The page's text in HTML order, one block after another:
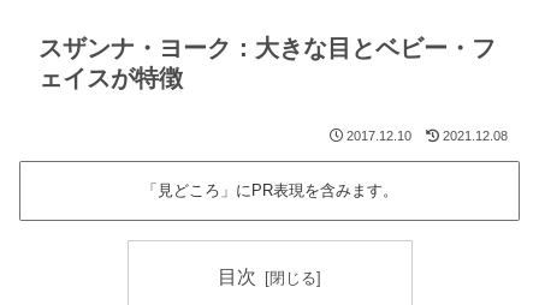
スザンナ・ヨーク：大きな目とベビー・フ
ェイスが特徴
2017.12.10 2021.12.08
「見どころ」にPR表現を含みます。
目次